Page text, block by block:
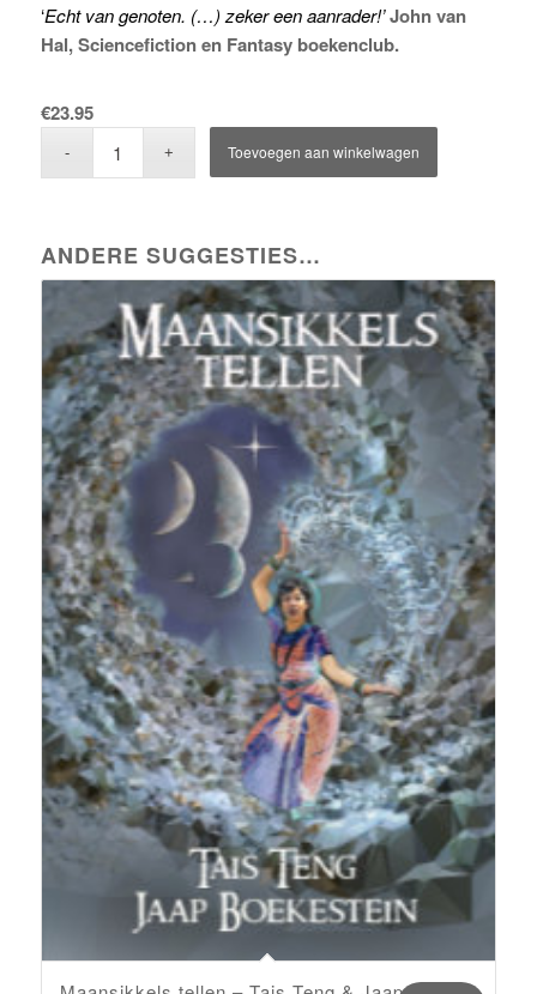
‘Echt van genoten. (…) zeker een aanrader!’John van
Hal, Sciencefiction en Fantasy boekenclub.
€23.95
Toevoegen aan winkelwagen
ANDERE SUGGESTIES…